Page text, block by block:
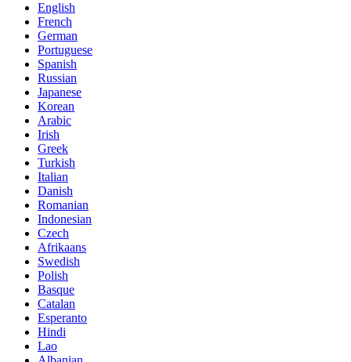
English
French
German
Portuguese
Spanish
Russian
Japanese
Korean
Arabic
Irish
Greek
Turkish
Italian
Danish
Romanian
Indonesian
Czech
Afrikaans
Swedish
Polish
Basque
Catalan
Esperanto
Hindi
Lao